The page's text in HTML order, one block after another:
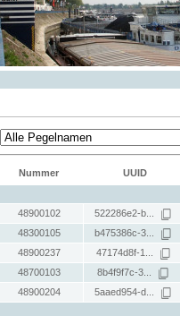
Nummer UUID
48900102 522286e2-b...
48300105 b475386c-3...
48900237 47174d8f-1...
48700103 8b4f9f7c-3...
48900204 5aaed954-d...